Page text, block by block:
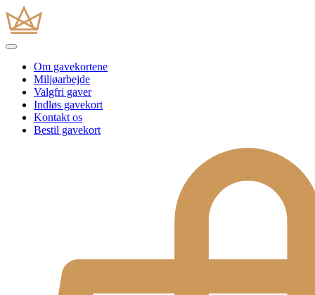
Om gavekortene
Miljøarbejde
Valgfri gaver
Indløs gavekort
Kontakt os
Bestil gavekort